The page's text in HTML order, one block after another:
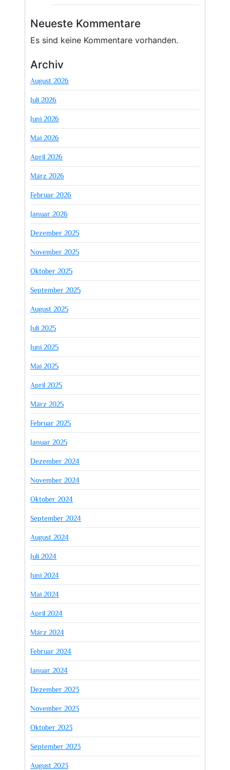
Neueste Kommentare
Es sind keine Kommentare vorhanden.
Archiv
August 2026
Juli 2026
Juni 2026
Mai 2026
April 2026
März 2026
Februar 2026
Januar 2026
Dezember 2025
November 2025
Oktober 2025
September 2025
August 2025
Juli 2025
Juni 2025
Mai 2025
April 2025
März 2025
Februar 2025
Januar 2025
Dezember 2024
November 2024
Oktober 2024
September 2024
August 2024
Juli 2024
Juni 2024
Mai 2024
April 2024
März 2024
Februar 2024
Januar 2024
Dezember 2023
November 2023
Oktober 2023
September 2023
August 2023